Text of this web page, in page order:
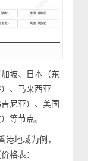
坡、日本（东
、马来西亚
尼亚）、美国
等节点。
地域为例，
格表：